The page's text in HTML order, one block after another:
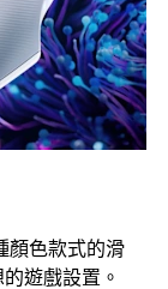
顏色款式的滑
遊戲設置。